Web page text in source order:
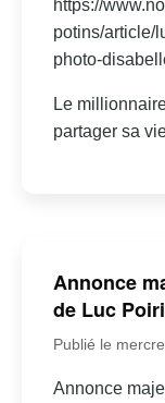
https://
potins/article/
photo-
Le
partager sa
Annonce
de Luc
Publié le
Annonce